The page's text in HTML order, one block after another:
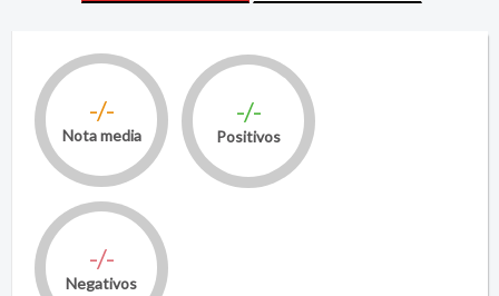
-/-
Nota media
-/-
Positivos
-/-
Negativos